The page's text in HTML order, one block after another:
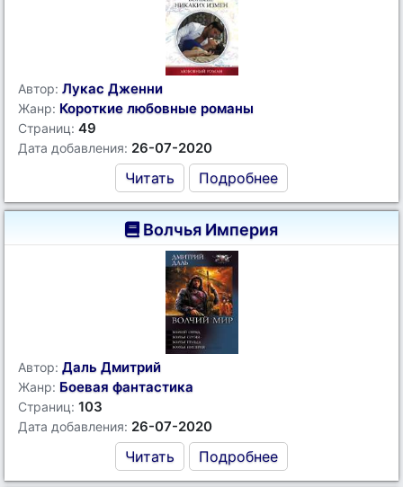
Автор: Лукас Дженни
Жанр: Короткие любовные романы
Страниц: 49
Дата добавления: 26-07-2020
Читать Подробнее
Волчья Империя
Автор: Даль Дмитрий
Жанр: Боевая фантастика
Страниц: 103
Дата добавления: 26-07-2020
Читать Подробнее